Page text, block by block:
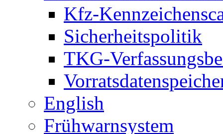
Kfz-
Sicherheitspolitik
TKG-
English
Frühwarnsystem